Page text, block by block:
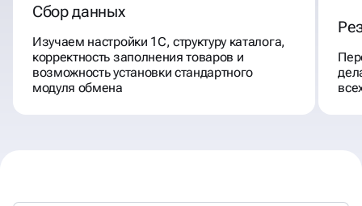
Сбор данных
Изучаем настройки 1С, структуру каталога,
корректность заполнения товаров и
возможность установки стандартного
модуля обмена